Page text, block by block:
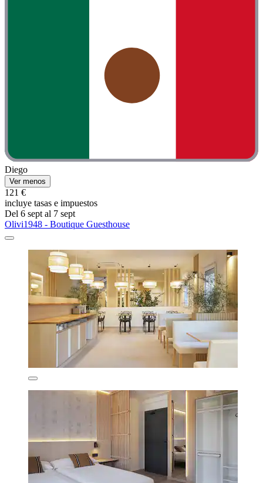
Diego
Ver menos
121 €
incluye tasas e impuestos
Del 6 sept al 7 sept
Olivi1948 - Boutique Guesthouse